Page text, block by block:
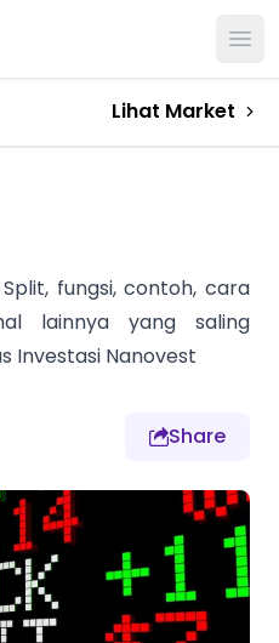
Lihat Market
fungsi, contoh, cara
lainnya yang saling
Investasi Nanovest
Share